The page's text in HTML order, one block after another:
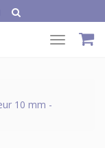
Toggle
10 mm -